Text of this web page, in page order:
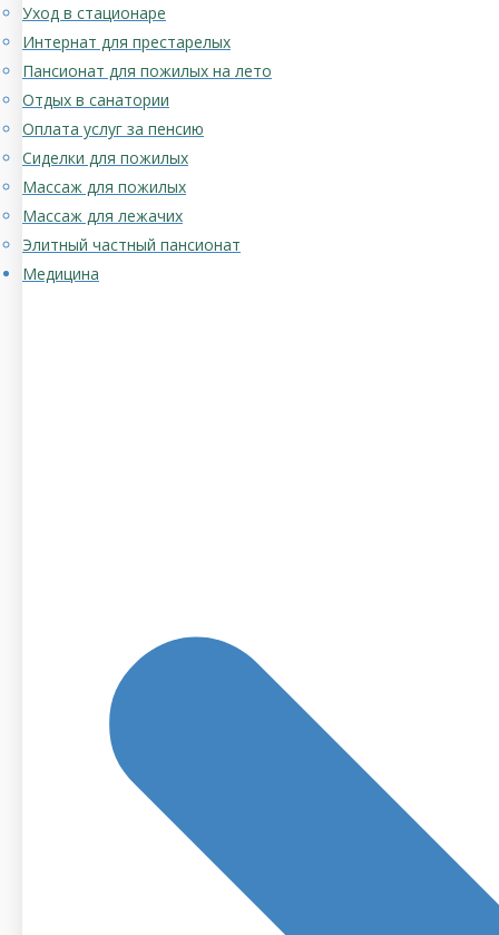
Уход в стационаре
Интернат для престарелых
Пансионат для пожилых на лето
Отдых в санатории
Оплата услуг за пенсию
Сиделки для пожилых
Массаж для пожилых
Массаж для лежачих
Элитный частный пансионат
Медицина